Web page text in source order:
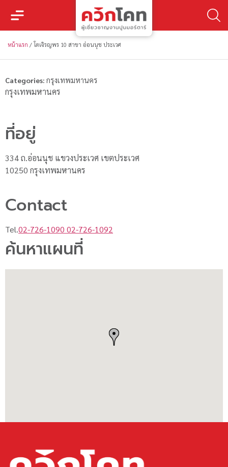
หน้าแรก / โตเจิรญพร 10 สาขา อ่อนนุช ประเวศ
Categories: กรุงเทพมหานคร
กรุงเทพมหานคร
ที่อยู่
334 ถ.อ่อนนุช แขวงประเวศ เขตประเวศ
10250 กรุงเทพมหานคร
Contact
Tel.02-726-1090 02-726-1092
ค้นหาแผนที่